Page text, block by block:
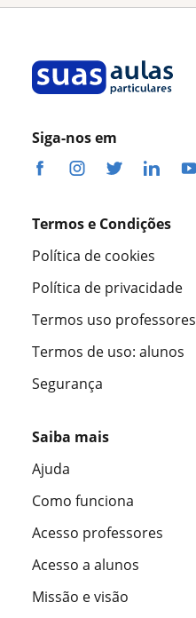
Siga-nos em
Termos e Condições
Política de cookies
Política de privacidade
Termos uso professores
Termos de uso: alunos
Segurança
Saiba mais
Ajuda
Como funciona
Acesso professores
Acesso a alunos
Missão e visão